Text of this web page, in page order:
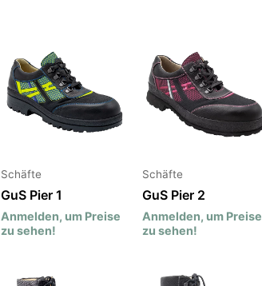
Schäfte
GuS Pier 1
Anmelden, um Preise
zu sehen!
Schäfte
GuS Pier 2
Anmelden, um Preise
zu sehen!